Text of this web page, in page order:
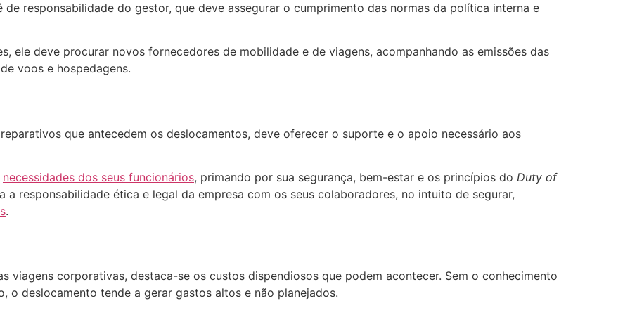
responsabilidade do gestor, que deve assegurar o cumprimento das normas da política interna e
ele deve procurar novos fornecedores de mobilidade e de viagens, acompanhando as emissões das
voos e hospedagens.
que antecedem os deslocamentos, deve oferecer o suporte e o apoio necessário aos
necessidades dos seus funcionários, primando por sua segurança, bem-estar e os princípios do Duty of
responsabilidade ética e legal da empresa com os seus colaboradores, no intuito de segurar,
.
viagens corporativas, destaca-se os custos dispendiosos que podem acontecer. Sem o conhecimento
o deslocamento tende a gerar gastos altos e não planejados.